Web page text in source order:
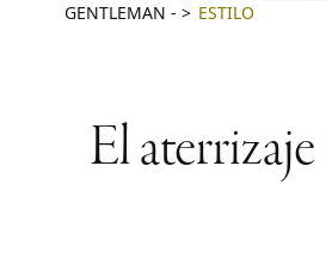
GENTLEMAN - ESTILO
El